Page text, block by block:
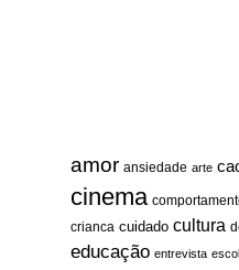
amor ansiedade arte
cinema
crianca cuidado cultura
educação entrevista